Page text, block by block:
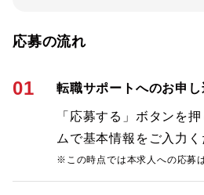
応募の流れ
01 転職サポートへのお申し
「応募する」ボタンを
ムで基本情報をご入力く
※この時点では本求人への応募